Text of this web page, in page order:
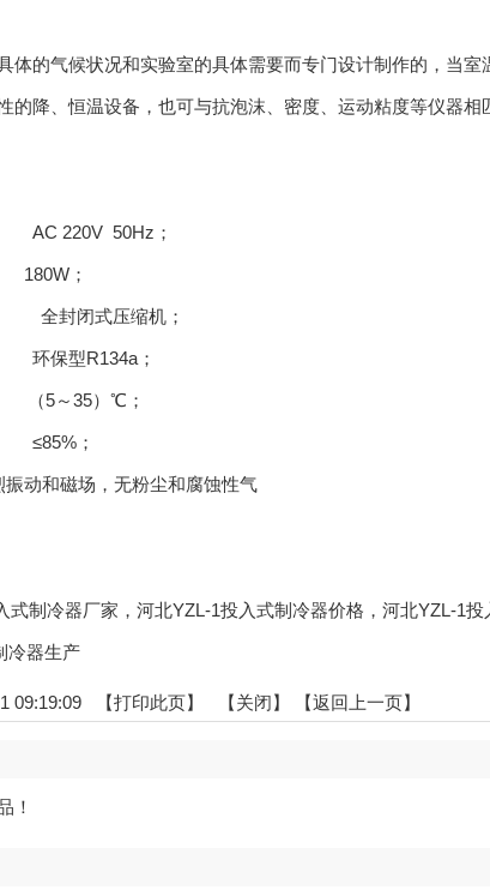
体的气候状况和实验室的具体需要而专门设计制作的，当
的降、恒温设备，也可与抗泡沫、密度、运动粘度等仪器
220V 50Hz；
；
机： 全封闭式压缩机；
保型R134a；
5～35）℃；
≤85%；
动和磁场，无粉尘和腐蚀性气
式制冷器厂家，河北YZL-1投入式制冷器价格，河北YZL-1
冷器生产
09:19:09 【打印此页】 【关闭】 【返回上一页】
！